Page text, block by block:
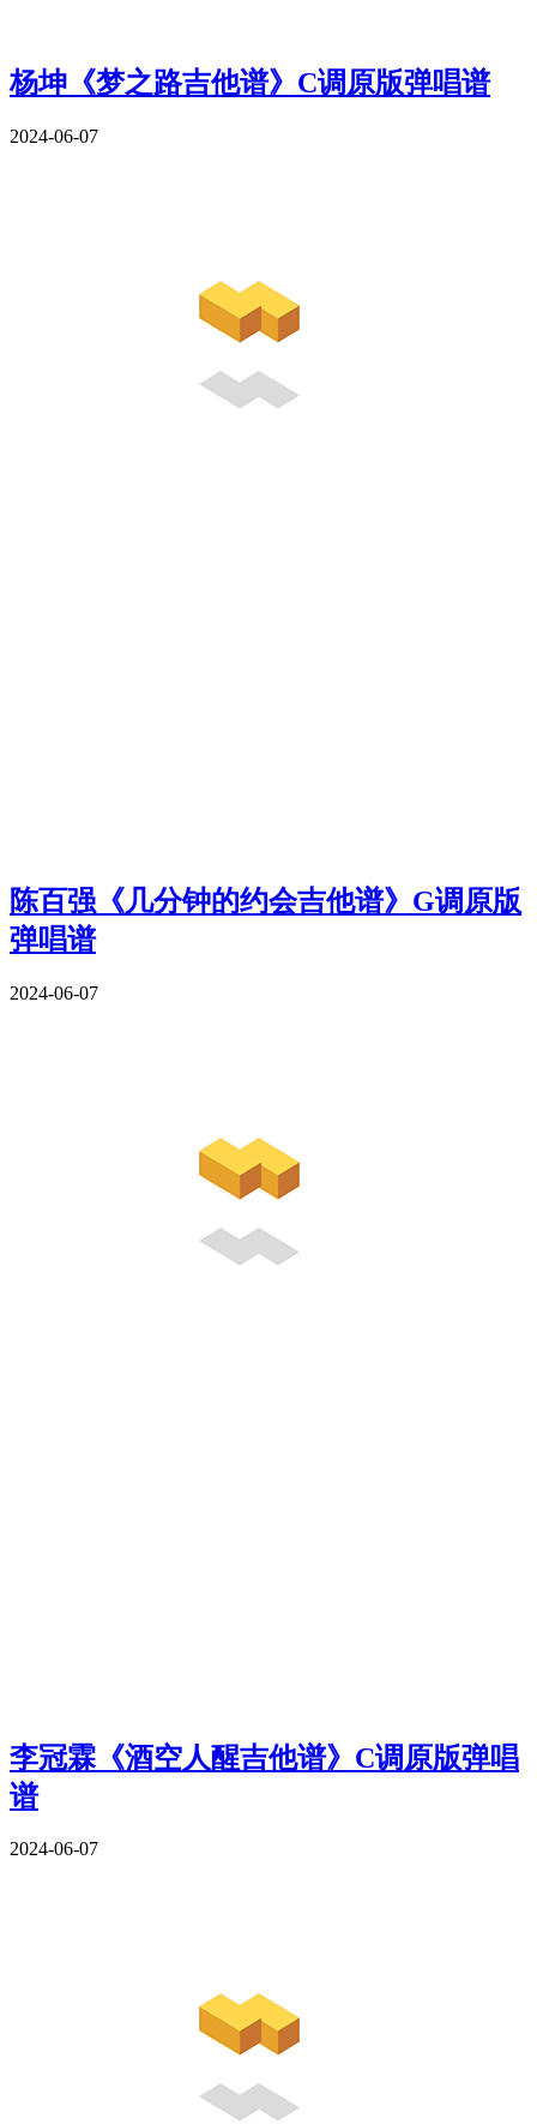
杨坤《梦之路吉他谱》C调原版弹唱谱
2024-06-07
陈百强《几分钟的约会吉他谱》G调原版
弹唱谱
2024-06-07
李冠霖《酒空人醒吉他谱》C调原版弹唱
谱
2024-06-07